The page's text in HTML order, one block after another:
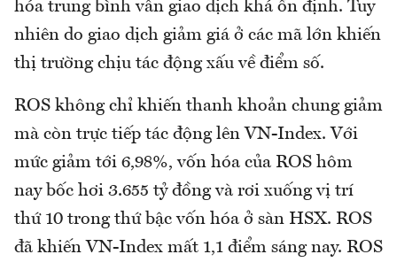
hóa trung bình vẫn giao dịch khá ổn định. Tuy
nhiên do giao dịch giảm giá ở các mã lớn khiến
thị trường chịu tác động xấu về điểm số.
ROS không chỉ khiến thanh khoản chung giảm
mà còn trực tiếp tác động lên VN-Index. Với
mức giảm tới 6,98%, vốn hóa của ROS hôm
nay bốc hơi 3.655 tỷ đồng và rơi xuống vị trí
thứ 10 trong thứ bậc vốn hóa ở sàn HSX. ROS
đã khiến VN-Index mất 1,1 điểm sáng nay. ROS